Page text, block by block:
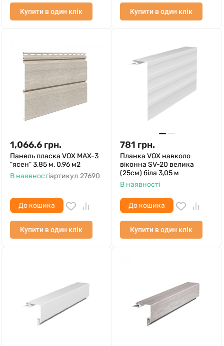
Купити в один клік Купити в один клік
1,066.6 грн.
Панель пласка VOX MAX-3
"ясен" 3,85 м, 0,96 м2
В наявностіартикул 27690
До кошика
Купити в один клік
781 грн.
Планка VOX навколо
віконна SV-20 велика
(25см) біла 3,05 м
В наявності
До кошика
Купити в один клік